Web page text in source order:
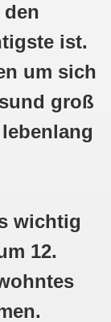
den
ist.
um sich
groß
wichtig
12.